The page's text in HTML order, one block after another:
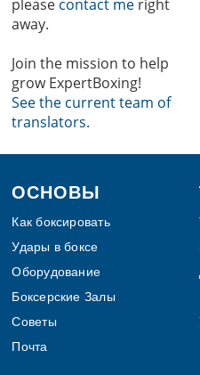
please contact me right
away.
Join the mission to help
grow ExpertBoxing!
See the current team of
translators.
Footer
ОСНОВЫ
Как боксировать
Удары в боксе
Оборудование
Боксерские Залы
Советы
Почта